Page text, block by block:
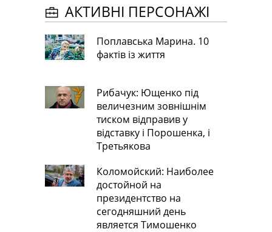
АКТИВНІ ПЕРСОНАЖІ
Поплавська Марина. 10
фактів із життя
Рибачук: Ющенко під
величезним зовнішнім
тиском відправив у
відставку і Порошенка, і
Третьякова
Коломойский: Наиболее
достойной на
президентство на
сегодняшний день
является Тимошенко